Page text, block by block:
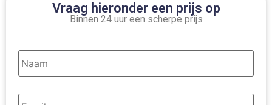
Vraag hieronder een prijs op
Binnen 24 uur een scherpe prijs
Naam *
Email *